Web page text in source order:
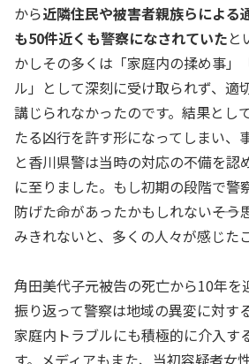
から近隣住民や被害者親族らによる
も50件近くも警察になされていたと
かしその多くは「家庭内の揉め事」
ル」として深刻に受け取られず、適
講じられなかったのです。結果とし
たる凶行を許す形になってしまい、
と香川県警は当時の対応の不備を認
に至りました。もし初期の段階で警
防げた命があったかもしれない――そ
みきれないと、多くの人々が感じた
角田美代子元被告の死亡から10年を
振り返って警察は地域の異変に対す
家庭内トラブルにも積極的に介入す